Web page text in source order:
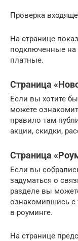
Проверка
На странице
подключенные
платные.
Страница
Если вы хотите
можете
правило там
акции, скидки,
Страница
Если вы
задуматься о
разделе вы
ознакомившись с
в роуминге.
На странице